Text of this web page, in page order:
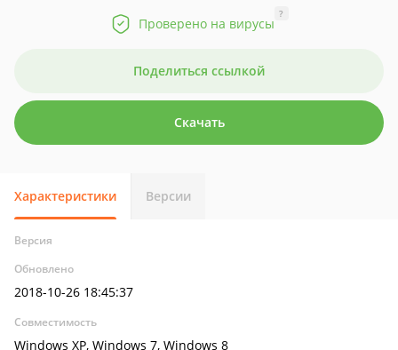
Проверено на вирусы
?
Поделиться ссылкой
Скачать
Характеристики Версии
Версия
Обновлено
2018-10-26 18:45:37
Совместимость
Windows XP, Windows 7, Windows 8